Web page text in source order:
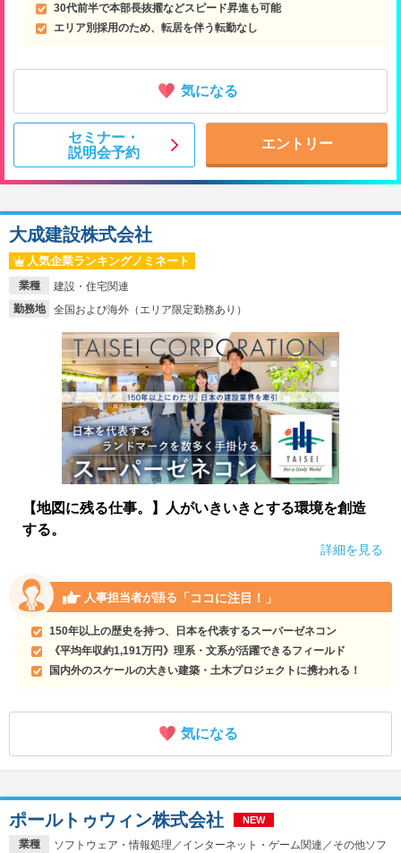
30代前半で本部長抜擢などスピード昇進も可能
エリア別採用のため、転居を伴う転勤なし
気になる
セミナー・
説明会予約
エントリー
業種
建設・住宅関連
勤務地
全国および海外（エリア限定勤務あり）
大成建設株式会社
人気企業ランキングノミネート
【地図に残る仕事。】人がいきいきとする環境を創造
する。
詳細を見る
人事担当者が語る 「ココに注目！」
150年以上の歴史を持つ、日本を代表するスーパーゼネコン
《平均年収約1,191万円》理系・文系が活躍できるフィールド
国内外のスケールの大きい建築・土木プロジェクトに携われる！
気になる
業種
ソフトウェア・情報処理／インターネット・ゲーム関連／その他ソフ
ポールトゥウィン株式会社 NEW